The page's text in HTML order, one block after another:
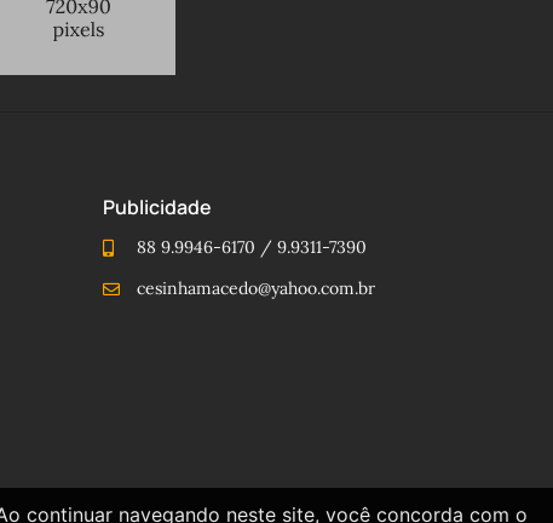
Publicidade
88 9.9946-6170 / 9.9311-7390
cesinhamacedo@yahoo.com.br
continuar navegando neste site, você concorda com o